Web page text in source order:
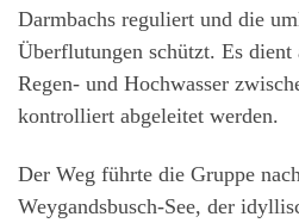
Darmbachs reguliert und die
Überflutungen schützt. Es dient
Regen- und Hochwasser
kontrolliert abgeleitet werden.
Der Weg führte die Gruppe
Weygandsbusch-See, der